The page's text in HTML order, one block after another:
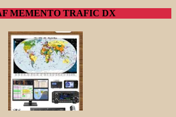
MEMENTO TRAFIC DX